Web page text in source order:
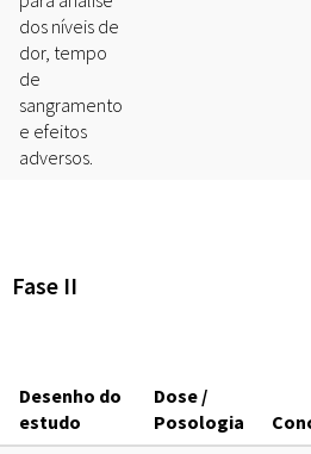
dos níveis de
dor, tempo
de
sangramento
e efeitos
adversos.
Fase II
Desenho do
estudo
Dose /
Posologia